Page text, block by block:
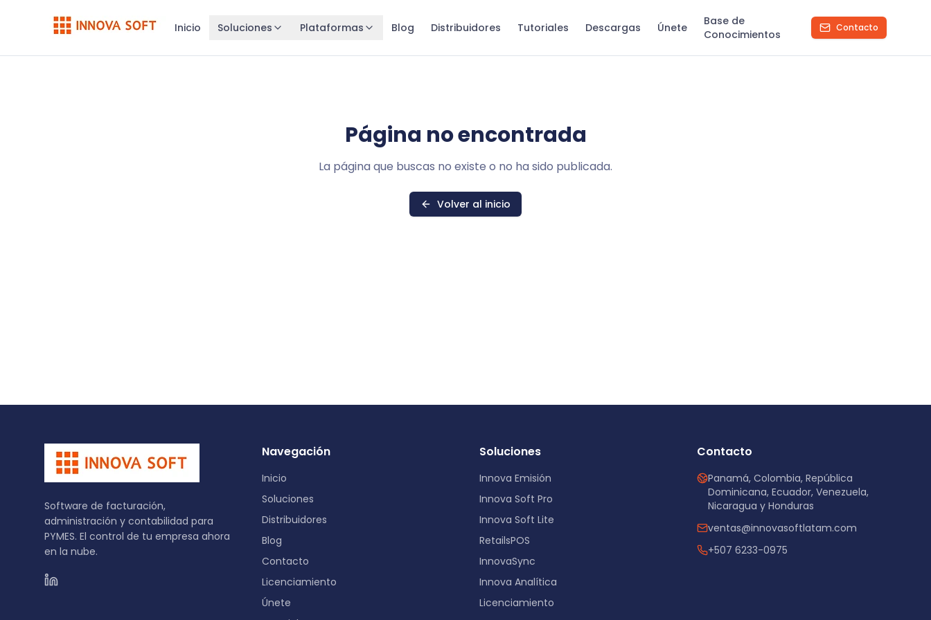
Inicio Soluciones Plataformas Blog Distribuidores Tutoriales Descargas Únete
Base de
Conocimientos
Contacto
Página no encontrada
La página que buscas no existe o no ha sido publicada.
Volver al inicio
Software de facturación,
administración y contabilidad para
PYMES. El control de tu empresa ahora
en la nube.
Navegación
Inicio
Soluciones
Distribuidores
Blog
Contacto
Licenciamiento
Únete
Soluciones
Innova Emisión
Innova Soft Pro
Innova Soft Lite
RetailsPOS
InnovaSync
Innova Analítica
Licenciamiento
Contacto
Panamá, Colombia, República
Dominicana, Ecuador, Venezuela,
Nicaragua y Honduras
ventas@innovasoftlatam.com
+507 6233-0975